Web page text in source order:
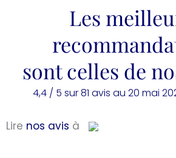
Les
sont celles de
4,4 / 5 sur 81 avis au 20 mai
Lire nos avis à